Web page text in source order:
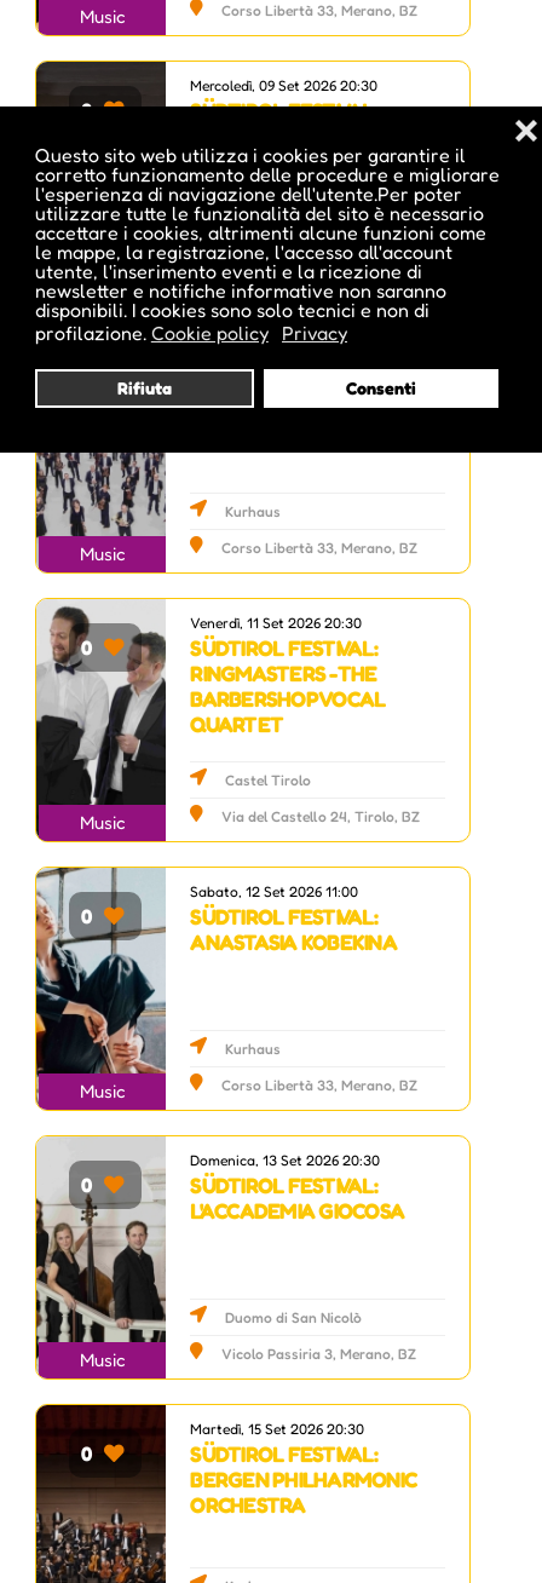
Questo sito web utilizza i cookies per garantire il
corretto funzionamento delle procedure e migliorare
l'esperienza di navigazione dell'utente.Per poter
utilizzare tutte le funzionalità del sito è necessario
accettare i cookies, altrimenti alcune funzioni come
le mappe, la registrazione, l'accesso all'account
utente, l'inserimento eventi e la ricezione di
newsletter e notifiche informative non saranno
disponibili. I cookies sono solo tecnici e non di
profilazione. Cookie policy Privacy
Rifiuta Consenti
❌
Music
Corso Libertà 33, Merano, BZ
0
Music
Mercoledì, 09 Set 2026 20:30
SÜDTIROL FESTIVAL:
ORCHESTRA STOCKHOLM
& V
Kurhaus
Corso Libertà 33, Merano, BZ
0
Music
SÜDTIROL FESTIVAL:
STAATSKAPELLE DRESDEN
Kurhaus
Corso Libertà 33, Merano, BZ
0
Music
Venerdì, 11 Set 2026 20:30
SÜDTIROL FESTIVAL:
RINGMASTERS -THE
BARBERSHOP VOCAL
QUARTET
Castel Tirolo
Via del Castello 24, Tirolo, BZ
0
Music
Sabato, 12 Set 2026 11:00
SÜDTIROL FESTIVAL:
ANASTASIA KOBEKINA
Kurhaus
Corso Libertà 33, Merano, BZ
0
Music
Domenica, 13 Set 2026 20:30
SÜDTIROL FESTIVAL:
L'ACCADEMIA GIOCOSA
Duomo di San Nicolò
Vicolo Passiria 3, Merano, BZ
0
Martedì, 15 Set 2026 20:30
SÜDTIROL FESTIVAL:
BERGEN PHILHARMONIC
ORCHESTRA